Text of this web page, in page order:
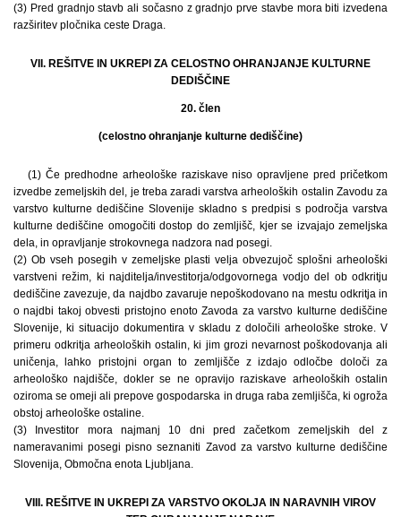
(3) Pred gradnjo stavb ali sočasno z gradnjo prve stavbe mora biti izvedena
razširitev pločnika ceste Draga.
VII. REŠITVE IN UKREPI ZA CELOSTNO OHRANJANJE KULTURNE
DEDIŠČINE
20. člen
(celostno ohranjanje kulturne dediščine)
(1) Če predhodne arheološke raziskave niso opravljene pred pričetkom
izvedbe zemeljskih del, je treba zaradi varstva arheoloških ostalin Zavodu za
varstvo kulturne dediščine Slovenije skladno s predpisi s področja varstva
kulturne dediščine omogočiti dostop do zemljišč, kjer se izvajajo zemeljska
dela, in opravljanje strokovnega nadzora nad posegi.
(2) Ob vseh posegih v zemeljske plasti velja obvezujoč splošni arheološki
varstveni režim, ki najditelja/investitorja/odgovornega vodjo del ob odkritju
dediščine zavezuje, da najdbo zavaruje nepoškodovano na mestu odkritja in
o najdbi takoj obvesti pristojno enoto Zavoda za varstvo kulturne dediščine
Slovenije, ki situacijo dokumentira v skladu z določili arheološke stroke. V
primeru odkritja arheoloških ostalin, ki jim grozi nevarnost poškodovanja ali
uničenja, lahko pristojni organ to zemljišče z izdajo odločbe določi za
arheološko najdišče, dokler se ne opravijo raziskave arheoloških ostalin
oziroma se omeji ali prepove gospodarska in druga raba zemljišča, ki ogroža
obstoj arheološke ostaline.
(3) Investitor mora najmanj 10 dni pred začetkom zemeljskih del z
nameravanimi posegi pisno seznaniti Zavod za varstvo kulturne dediščine
Slovenija, Območna enota Ljubljana.
VIII. REŠITVE IN UKREPI ZA VARSTVO OKOLJA IN NARAVNIH VIROV